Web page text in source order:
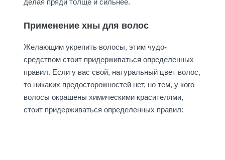
делая пряди толще и сильнее.
Применение хны для волос
Желающим укрепить волосы, этим чудо-
средством стоит придерживаться определенных
правил. Если у вас свой, натуральный цвет волос,
то никаких предосторожностей нет, но тем, у кого
волосы окрашены химическими красителями,
стоит придерживаться определенных правил: